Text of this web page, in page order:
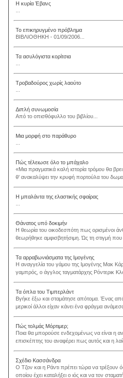
Η κυρία Έβανς
Το επικηρυγμένο πρόβλημα
ΒΙΒΛΙΟΘΗΚΗ - 01/09/2006...
Τα ασυλόγιστα κορίτσια
Τροβαδούρος χωρίς λαούτο
Διπλή συνωμοσία
Από το οπισθόφυλλο του βιβλίου...
Μια μορφή στο παράθυρο
Πώς τέλειωσε όλο το μπάχαλο
«Μια πραγματικά καλή ιστορία τρόμου θα
θ' ανακαλύψει την κρυφή πορτούλα του
Η μπαλάντα της ελαστικής σφαίρας
Θάνατος υπό δοκιμήν
Η θεωρία του οικοδεσπότη πως ορισμένοι
θεωρήθηκε αμφισβητήσιμη. Ώς τη στιγμή
Τα αρραβωνιάσματα της Ιμογένης
Η αναγγελία του γάμου της Ιμογένης Μακ
γαμπρός, ο άγγλος ταγματάρχης Ρόντερικ
Τα όπλα του Τιμπερλάντ
Βγήκε έξω και σταμάτησε απότομα. Ένας από
μερικοί άλλοι είχαν κάνει ένα φράγμα
Πώς τολμάς Μόρτιμερ;
Ποια θα μπορούσε ενδεχομένως να είναι η
επισκέπτης του αναφέρει πως αυτός και η
Σχέδιο Κασσάνδρα
Ο Τζον και η Ράντι πρέπει τώρα να
οποίου έχει καταλήξει ο ιός και να τον